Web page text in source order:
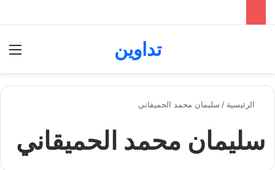
تداوين
الرئيسية / سليمان محمد الحميقاني
سليمان محمد الحميقاني